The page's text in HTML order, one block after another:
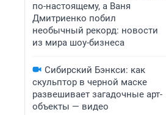
по-настоящему, а Ваня
Дмитриенко побил
необычный рекорд: новости
из мира шоу-бизнеса
Сибирский Бэнкси: как
скульптор в черной маске
развешивает загадочные арт-
объекты — видео